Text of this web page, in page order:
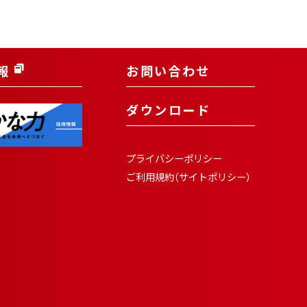
お問い合わせ
ダウンロード
プライバシーポリシー
ご利用規約（サイトポリシー）